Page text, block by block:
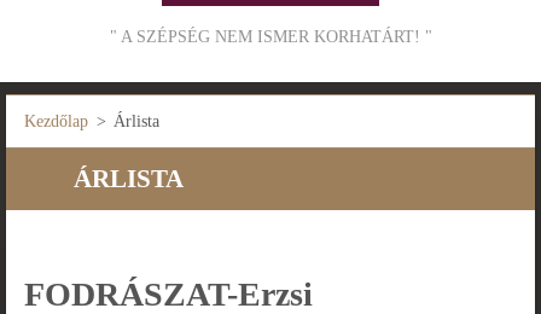
" A SZÉPSÉG NEM ISMER KORHATÁRT! "
Kezdőlap > Árlista
ÁRLISTA
FODRÁSZAT-Erzsi